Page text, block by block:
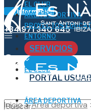
Información
+34 971 340 645
EL CLUB
ÁREA DEPORTIVA
PROYECTOS
ENTORNO
SERVICIOS
RESERVAS
PORTAL
EL CLUB
ÁREA DEPORTIVA
Inicio>Área deportiva